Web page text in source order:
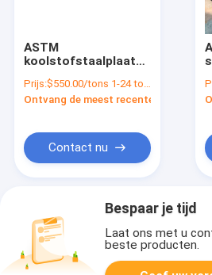
ASTM
koolstofstaalplaat
rollen /
molentestcertificaat
Prijs:$550.00/tons 1-24 tons
Ontvang de meest recente Prijs
Contact nu
Bespaar je tijd
Laat ons met u
beste producten.